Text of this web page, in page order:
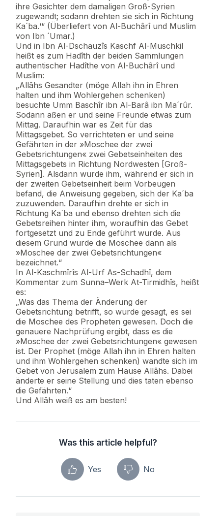
ihre Gesichter dem damaligen Groß-Syrien
zugewandt; sodann drehten sie sich in Richtung
Ka´ba.‘“ (Überliefert von Al-Buchârî und Muslim
von Ibn ´Umar.)
Und in Ibn Al-Dschauzîs Kaschf Al-Muschkil
heißt es zum Hadîth der beiden Sammlungen
authentischer Hadîthe von Al-Buchârî und
Muslim:
„Allâhs Gesandter (möge Allah ihn in Ehren
halten und ihm Wohlergehen schenken)
besuchte Umm Baschîr ibn Al-Barâ ibn Ma´rûr.
Sodann aßen er und seine Freunde etwas zum
Mittag. Daraufhin war es Zeit für das
Mittagsgebet. So verrichteten er und seine
Gefährten in der »Moschee der zwei
Gebetsrichtungen« zwei Gebetseinheiten des
Mittagsgebets in Richtung Nordwesten [Groß-
Syrien]. Alsdann wurde ihm, während er sich in
der zweiten Gebetseinheit beim Vorbeugen
befand, die Anweisung gegeben, sich der Ka´ba
zuzuwenden. Daraufhin drehte er sich in
Richtung Ka´ba und ebenso drehten sich die
Gebetsreihen hinter ihm, woraufhin das Gebet
fortgesetzt und zu Ende geführt wurde. Aus
diesem Grund wurde die Moschee dann als
»Moschee der zwei Gebetsrichtungen«
bezeichnet.“
In Al-Kaschmîrîs Al-Urf As-Schadhî, dem
Kommentar zum Sunna–Werk At-Tirmidhîs, heißt
es:
„Was das Thema der Änderung der
Gebetsrichtung betrifft, so wurde gesagt, es sei
die Moschee des Propheten gewesen. Doch die
genauere Nachprüfung ergibt, dass es die
»Moschee der zwei Gebetsrichtungen« gewesen
ist. Der Prophet (möge Allah ihn in Ehren halten
und ihm Wohlergehen schenken) wandte sich im
Gebet von Jerusalem zum Hause Allâhs. Dabei
änderte er seine Stellung und dies taten ebenso
die Gefährten.“
Und Allâh weiß es am besten!
Was this article helpful?
Yes No